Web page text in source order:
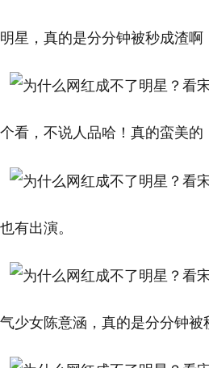
星，真的是分分钟被秒成渣啊
看，不说人品哈！真的蛮美的
有出演。
少女陈意涵，真的是分分钟被